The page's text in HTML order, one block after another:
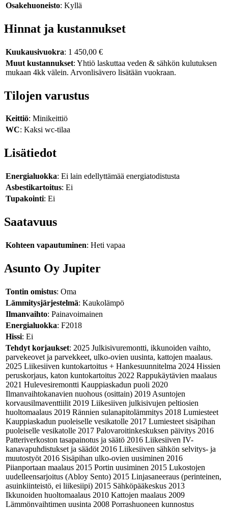
Osakehuoneisto: Kyllä
Hinnat ja kustannukset
Kuukausivuokra: 1 450,00 €
Muut kustannukset: Yhtiö laskuttaa veden & sähkön kulutuksen
mukaan 4kk välein. Arvonlisävero lisätään vuokraan.
Tilojen varustus
Keittiö: Minikeittiö
WC: Kaksi wc-tilaa
Lisätiedot
Energialuokka: Ei lain edellyttämää energiatodistusta
Asbestikartoitus: Ei
Tupakointi: Ei
Saatavuus
Kohteen vapautuminen: Heti vapaa
Asunto Oy Jupiter
Tontin omistus: Oma
Lämmitysjärjestelmä: Kaukolämpö
Ilmanvaihto: Painavoimainen
Energialuokka: F2018
Hissi: Ei
Tehdyt korjaukset: 2025 Julkisivuremontti, ikkunoiden vaihto,
parvekeovet ja parvekkeet, ulko-ovien uusinta, kattojen maalaus.
2025 Liikesiiven kuntokartoitus + Hankesuunnitelma 2024 Hissien
peruskorjaus, katon kuntokartoitus 2022 Rappukäytävien maalaus
2021 Hulevesiremontti Kauppiaskadun puoli 2020
Ilmanvaihtokanavien nuohous (osittain) 2019 Asuntojen
korvausilmaventtiilit 2019 Liikesiiven julkisivujen peltiosien
huoltomaalaus 2019 Rännien sulanapitolämmitys 2018 Lumiesteet
Kauppiaskadun puoleiselle vesikatolle 2017 Lumiesteet sisäpihan
puoleiselle vesikatolle 2017 Palovaroitinkeskuksen päivitys 2016
Patteriverkoston tasapainotus ja säätö 2016 Liikesiiven IV-
kanavapuhdistukset ja säädöt 2016 Liikesiiven sähkön selvitys- ja
muutostyöt 2016 Sisäpihan ulko-ovien uusiminen 2016
Piianportaan maalaus 2015 Portin uusiminen 2015 Lukostojen
uudelleensarjoitus (Abloy Sento) 2015 Linjasaneeraus (perinteinen,
asuinkiinteistö, ei liikesiipi) 2015 Sähköpääkeskus 2013
Ikkunoiden huoltomaalaus 2010 Kattojen maalaus 2009
Lämmönvaihtimen uusinta 2008 Porrashuoneen kunnostus